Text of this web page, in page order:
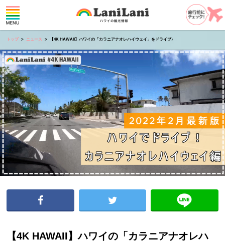
トップ ニュース 【4K HAWAII】ハワイの「カラニアナオレハイウェイ」をドライブ♪
【4K HAWAII】ハワイの「カラニアナオレハ